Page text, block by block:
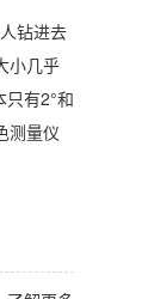
钻进去
小几乎
有2°和
测量仪